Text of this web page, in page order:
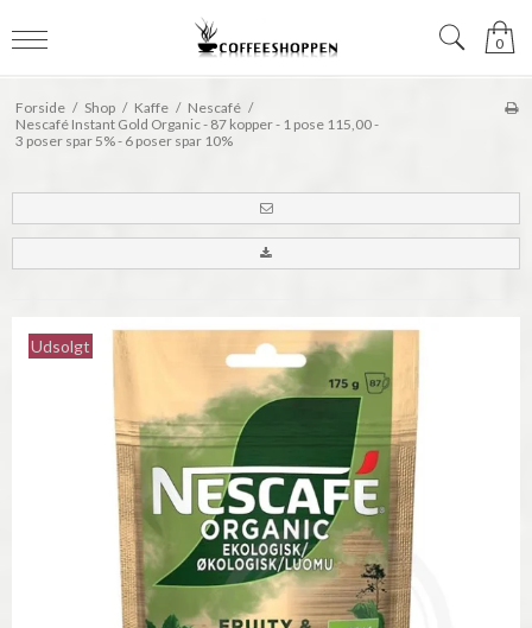
0
Forside / Shop / Kaffe / Nescafé /
Nescafé Instant Gold Organic - 87 kopper - 1 pose 115,00 -
3 poser spar 5% - 6 poser spar 10%
Udsolgt